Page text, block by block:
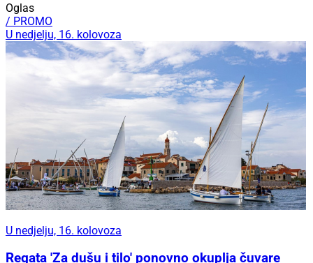
Oglas
/ PROMO
U nedjelju, 16. kolovoza
U nedjelju, 16. kolovoza
Regata 'Za dušu i tilo' ponovno okuplja čuvare